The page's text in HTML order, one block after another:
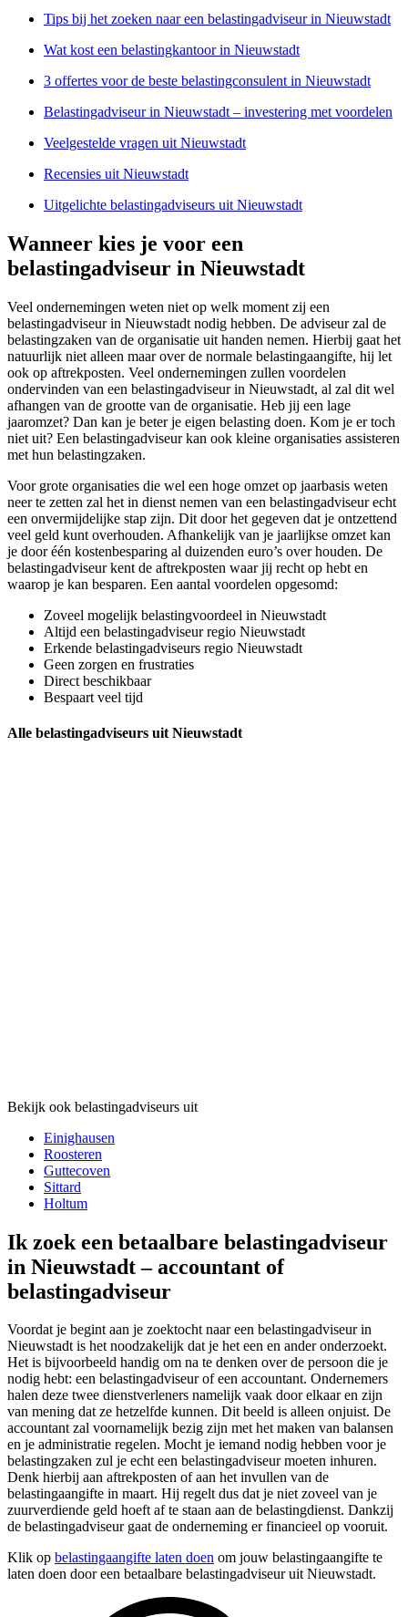
Tips bij het zoeken naar een belastingadviseur in Nieuwstadt
Wat kost een belastingkantoor in Nieuwstadt
3 offertes voor de beste belastingconsulent in Nieuwstadt
Belastingadviseur in Nieuwstadt – investering met voordelen
Veelgestelde vragen uit Nieuwstadt
Recensies uit Nieuwstadt
Uitgelichte belastingadviseurs uit Nieuwstadt
Wanneer kies je voor een
belastingadviseur in Nieuwstadt
Veel ondernemingen weten niet op welk moment zij een
belastingadviseur in Nieuwstadt nodig hebben. De adviseur zal de
belastingzaken van de organisatie uit handen nemen. Hierbij gaat het
natuurlijk niet alleen maar over de normale belastingaangifte, hij let
ook op aftrekposten. Veel ondernemingen zullen voordelen
ondervinden van een belastingadviseur in Nieuwstadt, al zal dit wel
afhangen van de grootte van de organisatie. Heb jij een lage
jaaromzet? Dan kan je beter je eigen belasting doen. Kom je er toch
niet uit? Een belastingadviseur kan ook kleine organisaties assisteren
met hun belastingzaken.
Voor grote organisaties die wel een hoge omzet op jaarbasis weten
neer te zetten zal het in dienst nemen van een belastingadviseur echt
een onvermijdelijke stap zijn. Dit door het gegeven dat je ontzettend
veel geld kunt overhouden. Afhankelijk van je jaarlijkse omzet kan
je door één kostenbesparing al duizenden euro’s over houden. De
belastingadviseur kent de aftrekposten waar jij recht op hebt en
waarop je kan besparen. Een aantal voordelen opgesomd:
Zoveel mogelijk belastingvoordeel in Nieuwstadt
Altijd een belastingadviseur regio Nieuwstadt
Erkende belastingadviseurs regio Nieuwstadt
Geen zorgen en frustraties
Direct beschikbaar
Bespaart veel tijd
Alle belastingadviseurs uit Nieuwstadt
Bekijk ook belastingadviseurs uit
Einighausen
Roosteren
Guttecoven
Sittard
Holtum
Ik zoek een betaalbare belastingadviseur
in Nieuwstadt – accountant of
belastingadviseur
Voordat je begint aan je zoektocht naar een belastingadviseur in
Nieuwstadt is het noodzakelijk dat je het een en ander onderzoekt.
Het is bijvoorbeeld handig om na te denken over de persoon die je
nodig hebt: een belastingadviseur of een accountant. Ondernemers
halen deze twee dienstverleners namelijk vaak door elkaar en zijn
van mening dat ze hetzelfde kunnen. Dit beeld is alleen onjuist. De
accountant zal voornamelijk bezig zijn met het maken van balansen
en je administratie regelen. Mocht je iemand nodig hebben voor je
belastingzaken zul je echt een belastingadviseur moeten inhuren.
Denk hierbij aan aftrekposten of aan het invullen van de
belastingaangifte in maart. Hij regelt dus dat je niet zoveel van je
zuurverdiende geld hoeft af te staan aan de belastingdienst. Dankzij
de belastingadviseur gaat de onderneming er financieel op vooruit.
Klik op belastingaangifte laten doen om jouw belastingaangifte te
laten doen door een betaalbare belastingadviseur uit Nieuwstadt.